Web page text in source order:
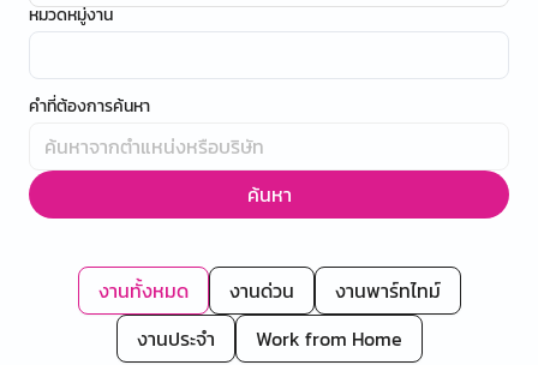
หมวดหมู่งาน
คำที่ต้องการค้นหา
ค้นหา
งานทั้งหมด งานด่วน
งานพาร์ทไทม์
งานประจำ
Work from Home